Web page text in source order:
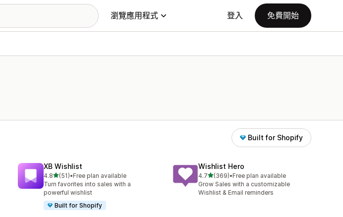
瀏覽應用程式 登入 免費開始
Built for Shopify
XB Wishlist
4.8滿分 5 顆星
(51)
共有 51 則評價
•Free plan available
Turn favorites into sales with a
powerful wishlist
Built for Shopify
Wishlist Hero
4.7滿分 5 顆星
(369)
共有 369 則評價
•Free plan available
Grow Sales with a customizable
Wishlist & Email reminders